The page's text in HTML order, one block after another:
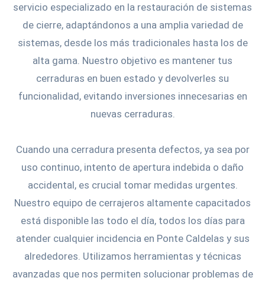
servicio especializado en la restauración de sistemas
de cierre, adaptándonos a una amplia variedad de
sistemas, desde los más tradicionales hasta los de
alta gama. Nuestro objetivo es mantener tus
cerraduras en buen estado y devolverles su
funcionalidad, evitando inversiones innecesarias en
nuevas cerraduras.
Cuando una cerradura presenta defectos, ya sea por
uso continuo, intento de apertura indebida o daño
accidental, es crucial tomar medidas urgentes.
Nuestro equipo de cerrajeros altamente capacitados
está disponible las todo el día, todos los días para
atender cualquier incidencia en Ponte Caldelas y sus
alrededores. Utilizamos herramientas y técnicas
avanzadas que nos permiten solucionar problemas de